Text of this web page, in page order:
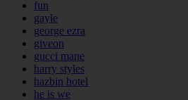
fun
gayle
george ezra
giveon
gucci mane
harry styles
hazbin hotel
he is we